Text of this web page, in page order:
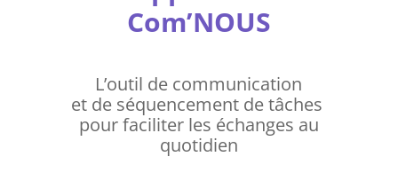
Com’NOUS
L’outil de communication
et de séquencement de tâches
pour faciliter les échanges au
quotidien